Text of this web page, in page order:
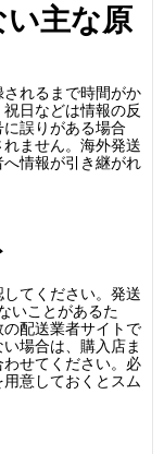
主な原
れるまで時間がか
日などは情報の反
誤りがある場合
ません。海外発送
情報が引き継がれ
てください。発送
いことがあるた
配送業者サイトで
場合は、購入店ま
せてください。必
意しておくとスム